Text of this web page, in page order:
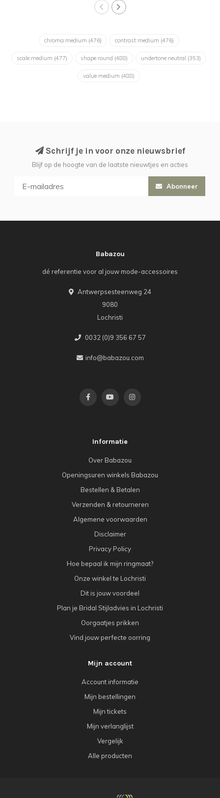
chroma:medium (476) contrast:medium (476)
scale:medium (477) shape:round (488) undertone:neutral (353)
value:medium (488)
Schrijf je in voor onze nieuwsbrief
Blijf op de hoogte van de laatste nieuwtjes en acties
Abonneer
Babazou
dé referentie voor al jouw mode-accessoires
Antwerpsesteenweg 24
9080
Lochristi
0032 (0)9 356 67 57
info@babazou.com
Informatie
Over Babazou
Openingsuren winkels Babazou
Bestellen & Betalen
Verzenden & retourneren
Algemene voorwaarden
Disclaimer
Privacy Policy
Hoe bepaal ik mijn ringmaat?
Onze winkel te Lochristi
Dit is jouw voordeel
Plan je Bridal Stijladvies in Lochristi
Oorgaatjes prikken
Vind jouw perfecte oorring
Mijn account
Account informatie
Mijn bestellingen
Mijn tickets
Mijn verlanglijst
Vergelijk
Alle producten